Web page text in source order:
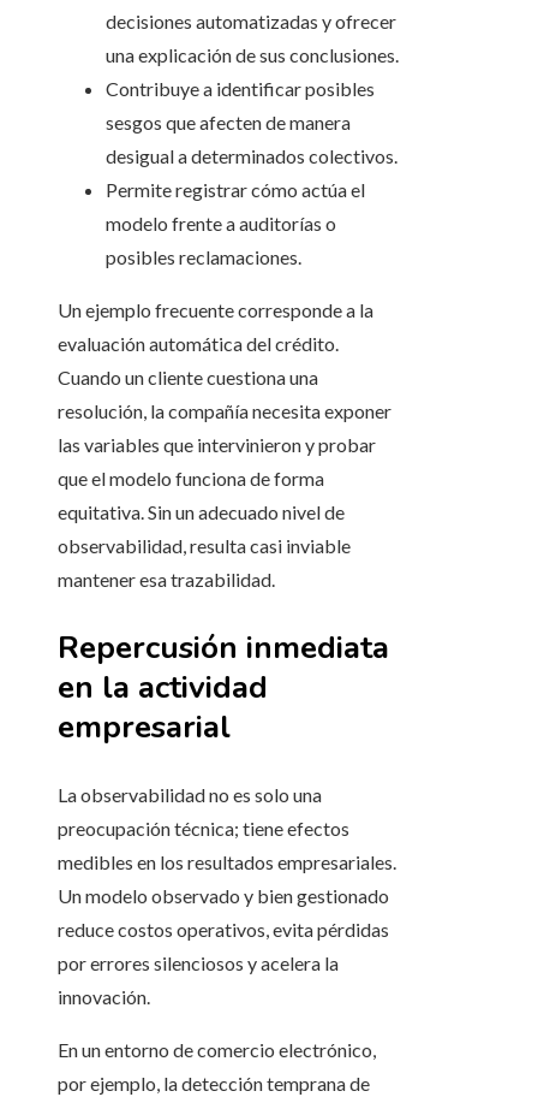
decisiones automatizadas y ofrecer
una explicación de sus conclusiones.
Contribuye a identificar posibles
sesgos que afecten de manera
desigual a determinados colectivos.
Permite registrar cómo actúa el
modelo frente a auditorías o
posibles reclamaciones.
Un ejemplo frecuente corresponde a la
evaluación automática del crédito.
Cuando un cliente cuestiona una
resolución, la compañía necesita exponer
las variables que intervinieron y probar
que el modelo funciona de forma
equitativa. Sin un adecuado nivel de
observabilidad, resulta casi inviable
mantener esa trazabilidad.
Repercusión inmediata
en la actividad
empresarial
La observabilidad no es solo una
preocupación técnica; tiene efectos
medibles en los resultados empresariales.
Un modelo observado y bien gestionado
reduce costos operativos, evita pérdidas
por errores silenciosos y acelera la
innovación.
En un entorno de comercio electrónico,
por ejemplo, la detección temprana de